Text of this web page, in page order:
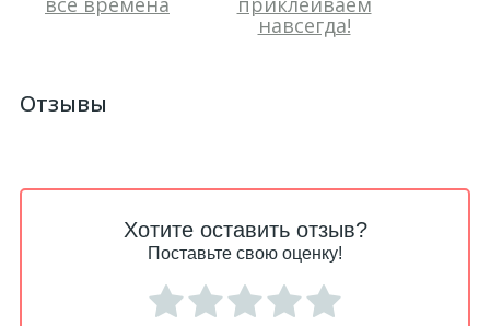
навсегда!
Отзывы
Хотите оставить отзыв?
Поставьте свою оценку!